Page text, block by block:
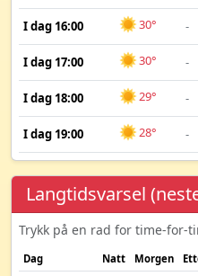
I dag 16:00 30° -
I dag 17:00 30° -
I dag 18:00 29° -
I dag 19:00 28° -
Langtidsvarsel
Trykk på en rad for time-for-
Dag Natt Morgen